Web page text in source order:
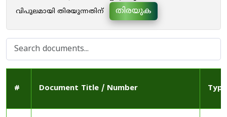
വിപുലമായി തിരയുന്നതിന്
തിരയുക
# Document Title / Number Type